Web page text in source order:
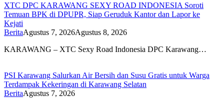
XTC DPC KARAWANG SEXY ROAD INDONESIA Soroti
Temuan BPK di DPUPR, Siap Geruduk Kantor dan Lapor ke
Kejati
BeritaAgustus 7, 2026Agustus 8, 2026
KARAWANG – XTC Sexy Road Indonesia DPC Karawang…
PSI Karawang Salurkan Air Bersih dan Susu Gratis untuk Warga
Terdampak Kekeringan di Karawang Selatan
BeritaAgustus 7, 2026